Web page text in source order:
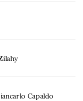
Capaldo